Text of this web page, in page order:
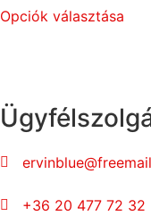
Opciók választása
+36 20 477 72 32